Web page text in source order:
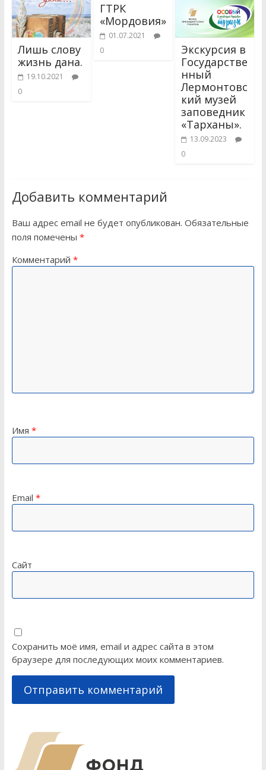
Лишь слову
жизнь дана.
19.10.2021
0
ГТРК
«Мордовия»
01.07.2021
0
Экскурсия в
Государстве
нный
Лермонтовс
кий музей
заповедник
«Тарханы».
13.09.2023
0
Добавить комментарий
Ваш адрес email не будет опубликован. Обязательные
поля помечены *
Комментарий *
Имя *
Email *
Сайт
Сохранить моё имя, email и адрес сайта в этом
браузере для последующих моих комментариев.